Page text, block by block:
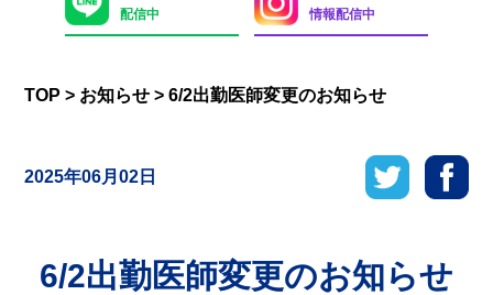
配信中
情報配信中
TOP > お知らせ >6/2出勤医師変更のお知らせ
2025年06月02日
6/2出勤医師変更のお知らせ